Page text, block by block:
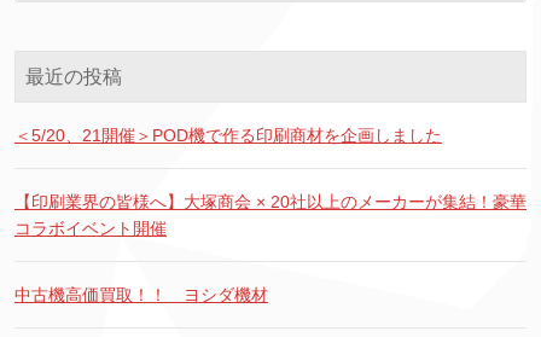
最近の投稿
＜5/20、21開催＞POD機で作る印刷商材を企画しました
【印刷業界の皆様へ】大塚商会 × 20社以上のメーカーが集結！豪華
コラボイベント開催
中古機高価買取！！ ヨシダ機材